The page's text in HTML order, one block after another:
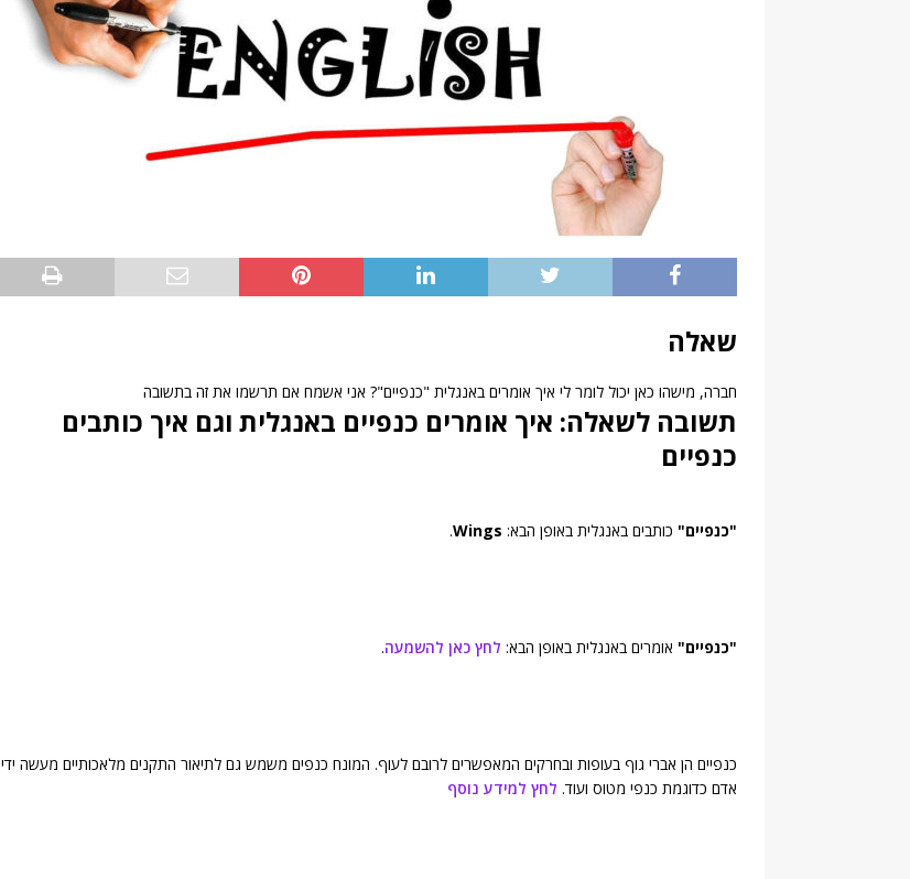
שאלה
חברה, מישהו כאן יכול לומר לי איך אומרים באנגלית "כנפיים"? אני אשמח אם תרשמו את זה בתשובה
תשובה לשאלה: איך אומרים כנפיים באנגלית וגם איך כותבים
כנפיים
"כנפיים" כותבים באנגלית באופן הבא: Wings
.
"כנפיים" אומרים באנגלית באופן הבא: לחץ כאן להשמעה.
כנפיים הן אברי גוף בעופות ובחרקים המאפשרים לרובם לעוף. המונח כנפים משמש גם לתיאור התקנים מלאכותיים מעשה ידי
אדם כדוגמת כנפי מטוס ועוד. לחץ למידע נוסף